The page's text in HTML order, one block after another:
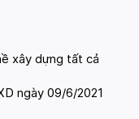
xây dựng tất cả
ngày 09/6/2021